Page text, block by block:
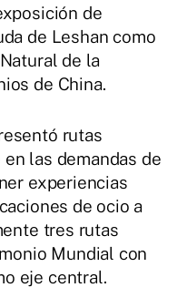
de
de Leshan como
de la
de China.
rutas
las demandas de
experiencias
de ocio a
tres rutas
Mundial con
eje central.